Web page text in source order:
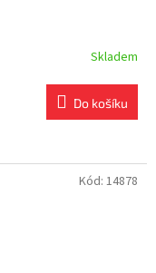
Skladem
Do košíku
Kód: 14878